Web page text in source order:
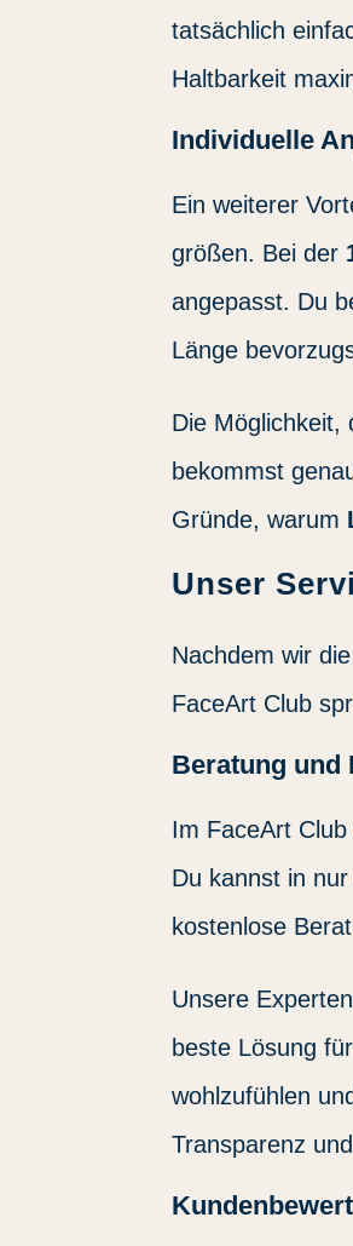
tatsächlich
Haltbarkeit
Individuelle
Ein weiterer
größen. Bei der
angepasst. Du
Länge
Die Möglichkeit,
bekommst
Gründe, warum
Unser
Nachdem wir die
FaceArt Club
Beratung und
Im FaceArt
Du kannst in
kostenlose
Unsere
beste Lösung
wohlzufühlen
Transparenz